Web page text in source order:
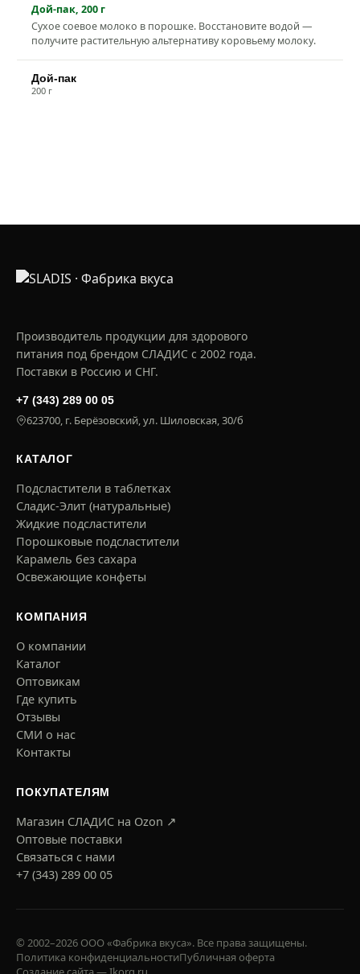
Дой-пак, 200 г
Сухое соевое молоко в порошке. Восстановите водой —
получите растительную альтернативу коровьему молоку.
Дой-пак
200 г
Производитель продукции для здорового
питания под брендом СЛАДИС с 2002 года.
Поставки в Россию и СНГ.
+7 (343) 289 00 05
623700, г. Берёзовский, ул. Шиловская, 30/б
КАТАЛОГ
Подсластители в таблетках
Сладис-Элит (натуральные)
Жидкие подсластители
Порошковые подсластители
Карамель без сахара
Освежающие конфеты
КОМПАНИЯ
О компании
Каталог
Оптовикам
Где купить
Отзывы
СМИ о нас
Контакты
ПОКУПАТЕЛЯМ
Магазин СЛАДИС на Ozon ↗
Оптовые поставки
Связаться с нами
+7 (343) 289 00 05
© 2002–2026 ООО «Фабрика вкуса». Все права защищены.
Политика конфиденциальностиПубличная оферта